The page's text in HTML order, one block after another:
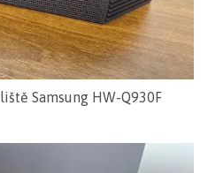
Samsung HW-Q930F